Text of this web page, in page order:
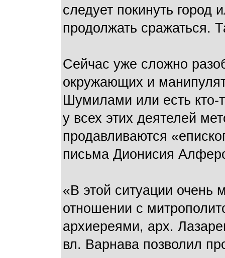
следует покинуть город
продолжать сражаться.
Сейчас уже сложно
окружающих и
Шумилами или есть кто-
у всех этих деятелей
продавливаются
письма Дионисия
«В этой ситуации очень
отношении с
архиереями, арх.
вл. Варнава позволил